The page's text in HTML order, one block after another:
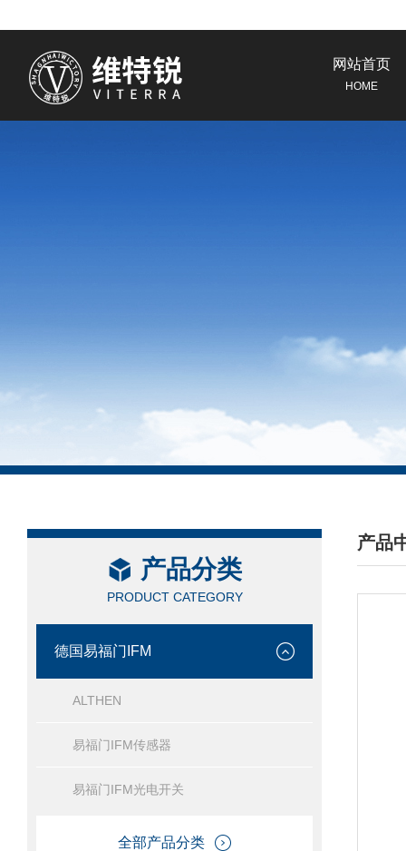
网站首页
HOME
产品分类
PRODUCT CATEGORY
德国易福门IFM
ALTHEN
易福门IFM传感器
易福门IFM光电开关
全部产品分类
产品
/